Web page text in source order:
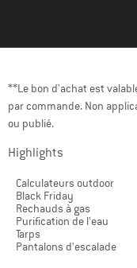
Houdini
Hurley
Iriedaily
Isbjörn
**Le bon d'achat est
par commande. Non
ou publié.
Highlights
Calculateurs outdoor
Black Friday
Rechauds à gas
Purification de l'eau
Tarps
Pantalons d'escalade